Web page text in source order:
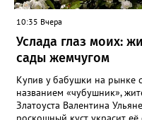
10:35 Вчера
Услада глаз моих:
сады жемчугом
Купив у бабушки на рынке
названием «чубушник»,
Златоуста Валентина